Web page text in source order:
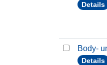
Details
Body-
Details